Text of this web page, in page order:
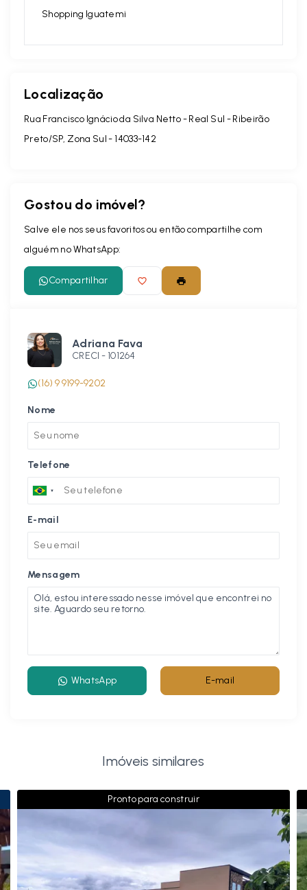
Shopping Iguatemi
Localização
Rua Francisco Ignácio da Silva Netto - Real Sul - Ribeirão
Preto/SP, Zona Sul - 14033-142
Gostou do imóvel?
Salve ele nos seus favoritos ou então compartilhe com
alguém no WhatsApp:
Compartilhar
Adriana Fava
CRECI - 101264
(16) 9 9199-9202
Nome
Telefone
E-mail
Mensagem
WhatsApp E-mail
Imóveis similares
Pronto para construir